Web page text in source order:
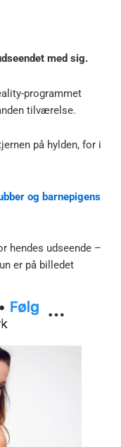
med sig.
programmet
tilværelse.
på hylden, for i
og barnepigens
hendes udseende –
er på billedet